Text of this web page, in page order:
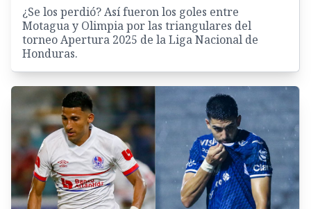
¿Se los perdió? Así fueron los goles entre
Motagua y Olimpia por las triangulares del
torneo Apertura 2025 de la Liga Nacional de
Honduras.